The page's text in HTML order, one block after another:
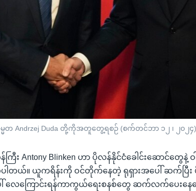
သမ္မတ Andrzej Duda တို့ကိုအတူတွေ့ရစဉ် (စက်တင်ဘာ ၁၂ ၊ ၂၀၂၄)
ကြီး Antony Blinken ဟာ ပိုလန်နိုင်ငံခေါင်းဆောင်တွေနဲ့
ါတယ်။ ယူကရိန်းကို ဝင်တိုက်နေတဲ့ ရုရှားအပေါ် ဆက်ပြီး ဖိ
လေကြောင်းရန်ကာကွယ်ရေးစနစ်တွေ ဆက်လက်ပေးနေ‌ရ